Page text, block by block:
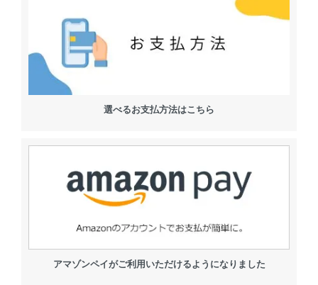
選べるお支払方法はこちら
アマゾンペイがご利用いただけるようになりました